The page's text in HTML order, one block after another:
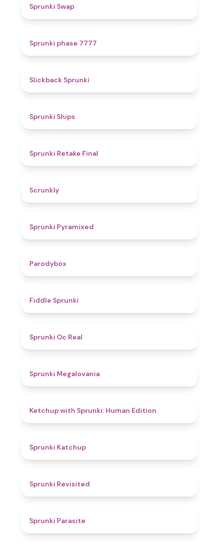
Sprunki Swap
Sprunki phase 7777
Slickback Sprunki
Sprunki Ships
Sprunki Retake Final
Scrunkly
Sprunki Pyramixed
Parodybox
Fiddle Sprunki
Sprunki Oc Real
Sprunki Megalovania
Ketchup with Sprunki: Human Edition
Sprunki Katchup
Sprunki Revisited
Sprunki Parasite